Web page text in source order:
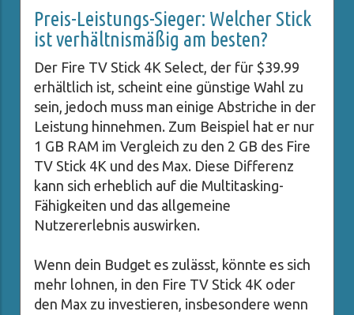
Preis-Leistungs-Sieger: Welcher Stick
ist verhältnismäßig am besten?
Der Fire TV Stick 4K Select, der für $39.99
erhältlich ist, scheint eine günstige Wahl zu
sein, jedoch muss man einige Abstriche in der
Leistung hinnehmen. Zum Beispiel hat er nur
1 GB RAM im Vergleich zu den 2 GB des Fire
TV Stick 4K und des Max. Diese Differenz
kann sich erheblich auf die Multitasking-
Fähigkeiten und das allgemeine
Nutzererlebnis auswirken.
Wenn dein Budget es zulässt, könnte es sich
mehr lohnen, in den Fire TV Stick 4K oder
den Max zu investieren, insbesondere wenn